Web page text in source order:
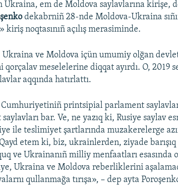
Ukraina, em de Moldova saylavlarına
dekabrniñ 28-nde Moldova-Ukraina
kiriş noqtasınıñ açılış merasiminde.
ve Moldova içün umumiy olğan devlet
meselelerine diqqat ayırdı. O, 2019
aqqında hatırlattı.
printsipial parlament
bar. Ve, ne yazıq ki, Rusiye saylav
ile teslimiyet şartlarında muzakerelerge
etem ki, biz, ukrainlerden, ziyade barışıq
ve Ukrainanıñ milliy menfaatları esasında
Ukraina ve Moldova reberliklerini
qullanmağa tırışa», – dep ayta